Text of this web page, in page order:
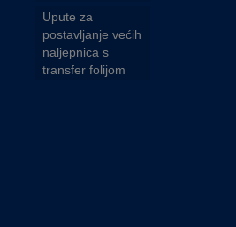
Upute za
postavljanje većih
naljepnica s
transfer folijom